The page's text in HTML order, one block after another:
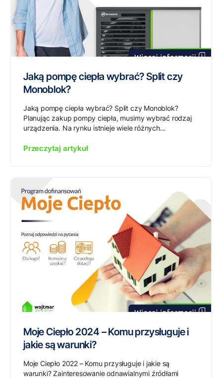
Jaką pompę ciepła wybrać? Split czy
Monoblok?
Jaką pompę ciepła wybrać? Split czy Monoblok?
Planując zakup pompy ciepła, musimy wybrać rodzaj
urządzenia. Na rynku istnieje wiele różnych...
Przeczytaj artykuł
Moje Ciepło 2024 – Komu przysługuje i
jakie są warunki?
Moje Ciepło 2022 – Komu przysługuje i jakie są
warunki? Zainteresowanie odnawialnymi źródłami